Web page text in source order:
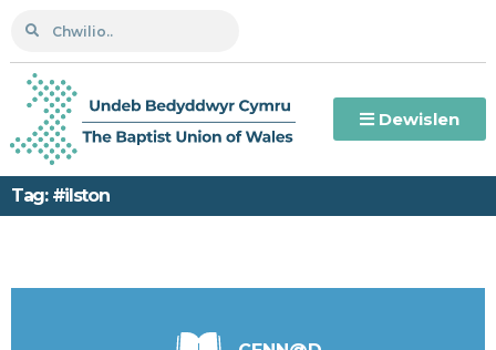
Dewislen
Tag: #ilston